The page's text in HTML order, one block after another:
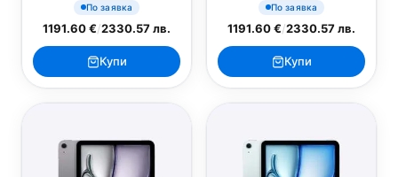
По заявка
1191.60 €/2330.57 лв.
Купи
По заявка
1191.60 €/2330.57 лв.
Купи